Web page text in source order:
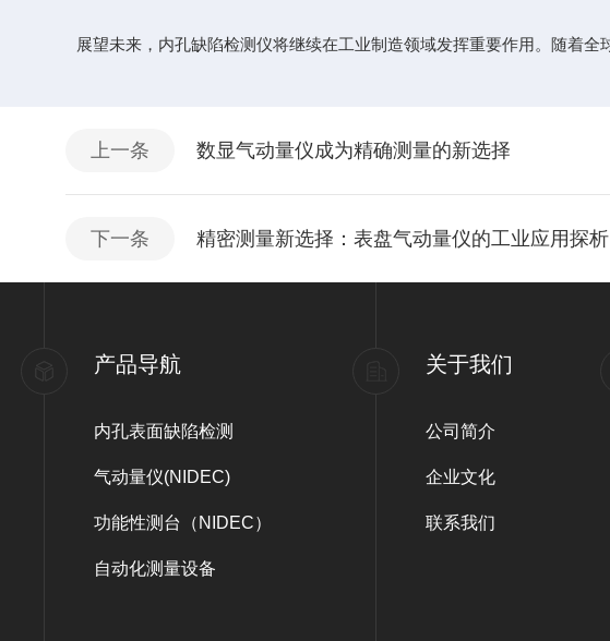
展望未来，内孔缺陷检测仪将继续在工业制造领域发挥重要作用。随着全
上一条 数显气动量仪成为精确测量的新选择
下一条 精密测量新选择：表盘气动量仪的工业应用探析
产品导航
内孔表面缺陷检测
气动量仪(NIDEC)
功能性测台（NIDEC）
自动化测量设备
关于我们
公司简介
企业文化
联系我们